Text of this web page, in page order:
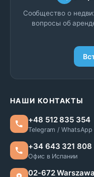
Сообщество о
вопросы об
НАШИ КОНТАКТЫ
+48 512 835 354
Telegram /
+34 643 321 808
Офис в Испании
02-672